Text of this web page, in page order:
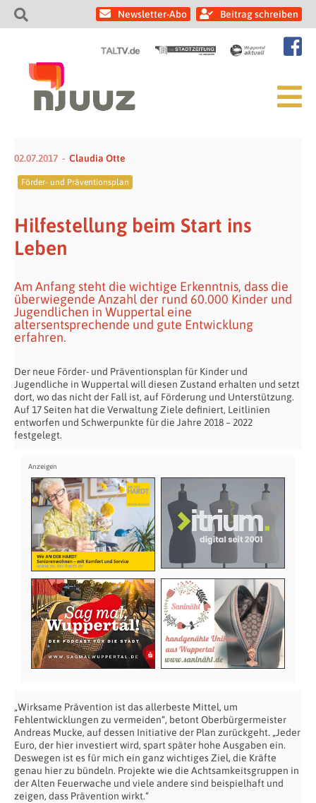
Newsletter-Abo Beitrag schreiben
02.07.2017 Claudia Otte
Förder- und Präventionsplan
Hilfestellung beim Start ins
Leben
Am Anfang steht die wichtige Erkenntnis, dass die
überwiegende Anzahl der rund 60.000 Kinder und
Jugendlichen in Wuppertal eine
altersentsprechende und gute Entwicklung
erfahren.
Der neue Förder- und Präventionsplan für Kinder und
Jugendliche in Wuppertal will diesen Zustand erhalten und setzt
dort, wo das nicht der Fall ist, auf Förderung und Unterstützung.
Auf 17 Seiten hat die Verwaltung Ziele definiert, Leitlinien
entworfen und Schwerpunkte für die Jahre 2018 – 2022
festgelegt.
„Wirksame Prävention ist das allerbeste Mittel, um
Fehlentwicklungen zu vermeiden“, betont Oberbürgermeister
Andreas Mucke, auf dessen Initiative der Plan zurückgeht. „Jeder
Euro, der hier investiert wird, spart später hohe Ausgaben ein.
Deswegen ist es für mich ein ganz wichtiges Ziel, die Kräfte
genau hier zu bündeln. Projekte wie die Achtsamkeitsgruppen in
der Alten Feuerwache und viele andere sind beispielhaft und
zeigen, dass Prävention wirkt.“